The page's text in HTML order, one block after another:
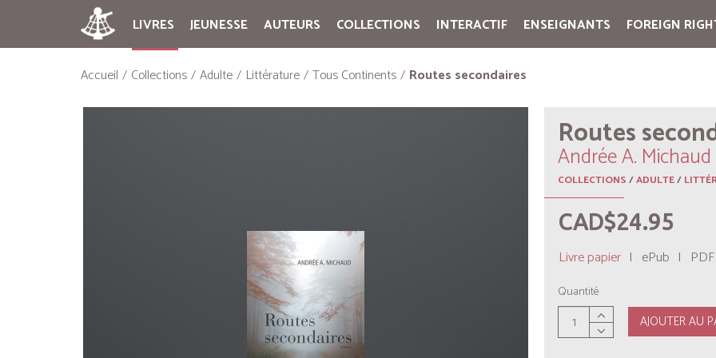
LIVRES JEUNESSE AUTEURS COLLECTIONS INTERACTIF ENSEIGNANTS FOREIGN
Accueil Collections Adulte Littérature Tous Continents Routes secondaires
Routes
Andrée A. Michaud
COLLECTIONS/ADULTE/
CAD$24.95
Livre papier | ePub | PDF
Quantité
AJOUTER AU